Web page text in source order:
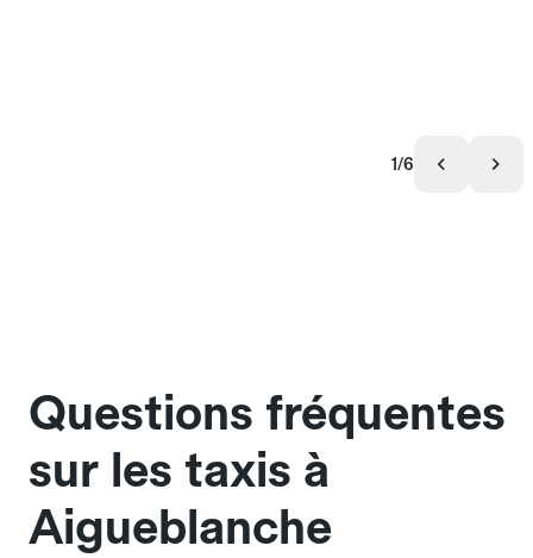
1/6
Questions fréquentes
sur les taxis à
Aigueblanche